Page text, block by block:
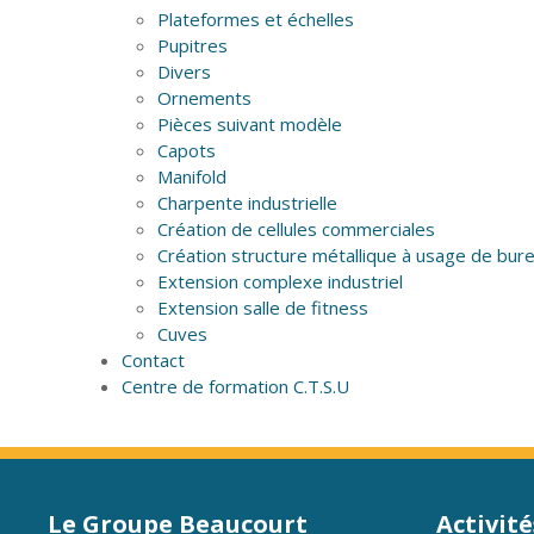
Plateformes et échelles
Pupitres
Divers
Ornements
Pièces suivant modèle
Capots
Manifold
Charpente industrielle
Création de cellules commerciales
Création structure métallique à usage de
Extension complexe industriel
Extension salle de fitness
Cuves
Contact
Centre de formation C.T.S.U
Le Groupe Beaucourt